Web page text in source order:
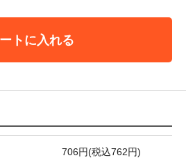
トに入れる
706円(税込762円)